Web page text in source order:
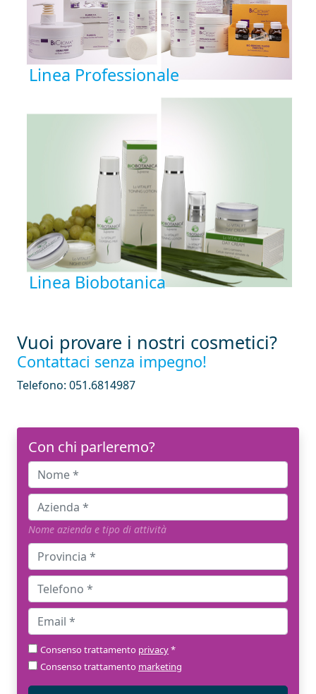
Linea Professionale
Linea Biobotanica
Vuoi provare i nostri cosmetici?
Contattaci senza impegno!
Telefono: 051.6814987
Con chi parleremo?
Nome azienda e tipo di attività
Consenso trattamento privacy*
Consenso trattamento marketing